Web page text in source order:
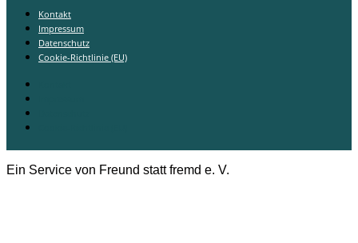
Kontakt
Impressum
Datenschutz
Cookie-Richtlinie (EU)
Ein Service von Freund statt fremd e. V.